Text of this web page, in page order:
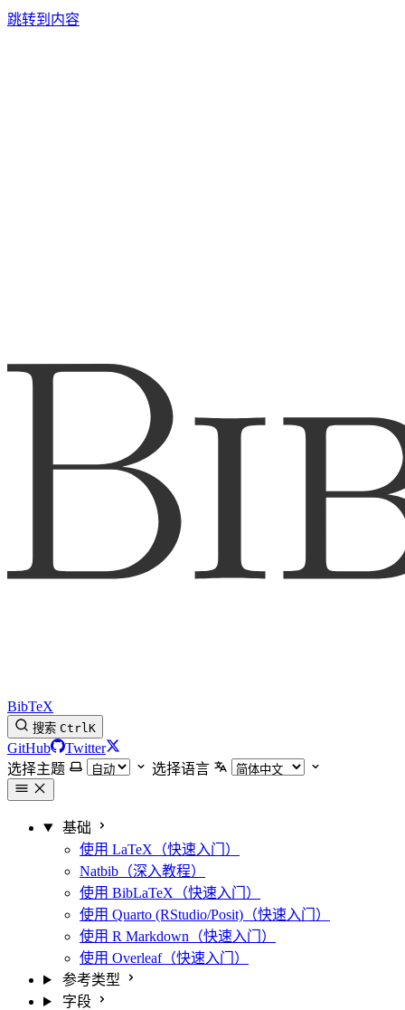
跳转到内容
BibTeX
搜索 CtrlK
GitHub
Twitter
选择主题
选择语言
基础
使用 LaTeX（快速入门）
Natbib（深入教程）
使用 BibLaTeX（快速入门）
使用 Quarto (RStudio/Posit)（快速入门）
使用 R Markdown（快速入门）
使用 Overleaf（快速入门）
参考类型
字段